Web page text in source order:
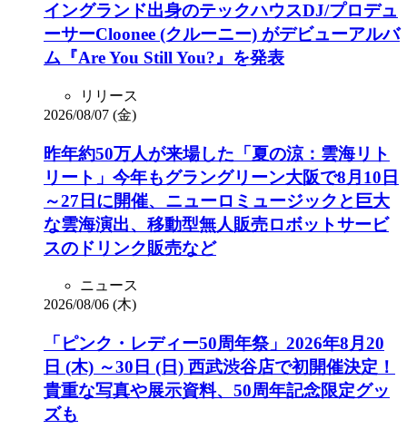
イングランド出身のテックハウスDJ/プロデュ
ーサーCloonee (クルーニー) がデビューアルバ
ム『Are You Still You?』を発表
リリース
2026/08/07 (金)
昨年約50万人が来場した「夏の涼：雲海リト
リート」今年もグラングリーン大阪で8月10日
～27日に開催、ニューロミュージックと巨大
な雲海演出、移動型無人販売ロボットサービ
スのドリンク販売など
ニュース
2026/08/06 (木)
「ピンク・レディー50周年祭」2026年8月20
日 (木) ～30日 (日) 西武渋谷店で初開催決定！
貴重な写真や展示資料、50周年記念限定グッ
ズも